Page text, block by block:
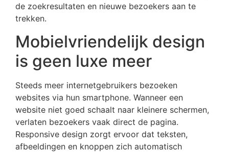
de zoekresultaten en nieuwe bezoekers aan te
trekken.
Mobielvriendelijk design
is geen luxe meer
Steeds meer internetgebruikers bezoeken
websites via hun smartphone. Wanneer een
website niet goed schaalt naar kleinere schermen,
verlaten bezoekers vaak direct de pagina.
Responsive design zorgt ervoor dat teksten,
afbeeldingen en knoppen zich automatisch